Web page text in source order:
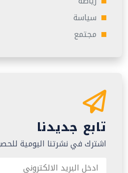
سياسة
مجتمع
تابع جديدنا
اشترك في نشرتنا اليومية